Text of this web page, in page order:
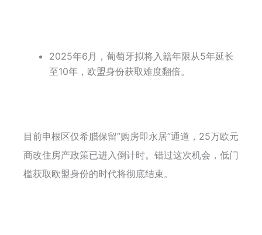
2025年6月，葡萄牙拟将入籍年限从5年延长
至10年，欧盟身份获取难度翻倍。
目前申根区仅希腊保留”购房即永居”通道，25万欧元
商改住房产政策已进入倒计时。错过这次机会，低门
槛获取欧盟身份的时代将彻底结束。